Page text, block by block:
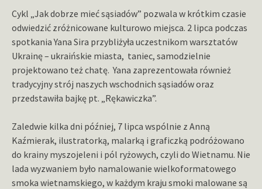
Cykl „Jak dobrze mieć sąsiadów” pozwala w krótkim czasie
odwiedzić zróżnicowane kulturowo miejsca. 2 lipca podczas
spotkania Yana Sira przybliżyła uczestnikom warsztatów
Ukrainę – ukraińskie miasta, taniec, samodzielnie
projektowano też chatę. Yana zaprezentowała również
tradycyjny strój naszych wschodnich sąsiadów oraz
przedstawiła bajkę pt. „Rękawiczka”.
Zaledwie kilka dni później, 7 lipca wspólnie z Anną
Kaźmierak, ilustratorką, malarką i graficzką podróżowano
do krainy myszojeleni i pól ryżowych, czyli do Wietnamu. Nie
lada wyzwaniem było namalowanie wielkoformatowego
smoka wietnamskiego, w każdym kraju smoki malowane są